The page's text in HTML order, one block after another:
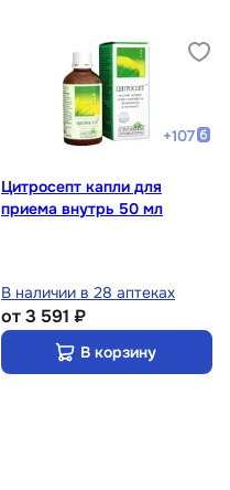
+107
Цитросепт капли для
приема внутрь 50 мл
В наличии в 28 аптеках
от3 591 ₽
В корзину